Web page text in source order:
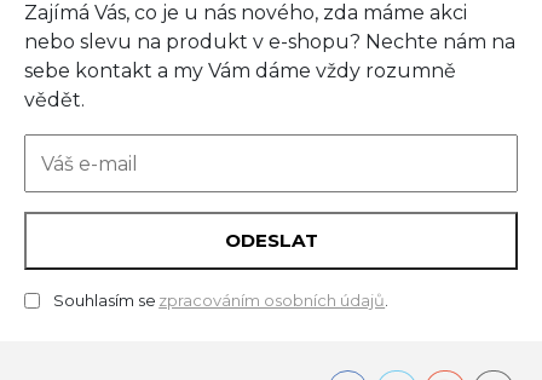
Zajímá Vás, co je u nás nového, zda máme akci
nebo slevu na produkt v e-shopu? Nechte nám na
sebe kontakt a my Vám dáme vždy rozumně
vědět.
ODESLAT
Souhlasím se zpracováním osobních údajů